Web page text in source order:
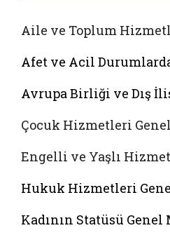
Aile ve Toplum
Afet ve Acil
Avrupa Birliği ve Dış
Çocuk Hizmetleri
Engelli ve Yaşlı
Hukuk Hizmetleri
Kadının Statüsü